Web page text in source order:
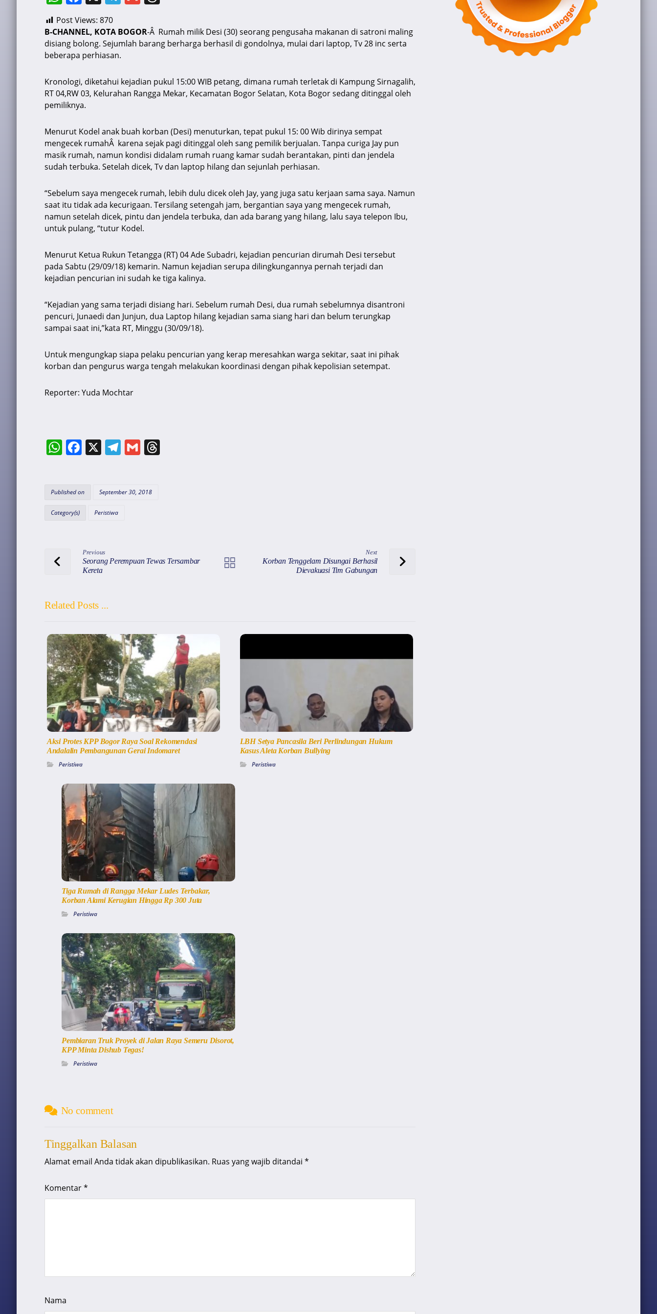
h
at
s
A
p
p
c
e
b
o
o
k
e
gr
a
m
ai
l
e
a
s
Post Views: 870
B-CHANNEL, KOTA BOGOR-Â Rumah milik Desi (30) seorang pengusaha makanan di satroni maling
disiang bolong. Sejumlah barang berharga berhasil di gondolnya, mulai dari laptop, Tv 28 inc serta
beberapa perhiasan.
Kronologi, diketahui kejadian pukul 15:00 WIB petang, dimana rumah terletak di Kampung Sirnagalih,
RT 04,RW 03, Kelurahan Rangga Mekar, Kecamatan Bogor Selatan, Kota Bogor sedang ditinggal oleh
pemiliknya.
Menurut Kodel anak buah korban (Desi) menuturkan, tepat pukul 15: 00 Wib dirinya sempat
mengecek rumahÂ karena sejak pagi ditinggal oleh sang pemilik berjualan. Tanpa curiga Jay pun
masik rumah, namun kondisi didalam rumah ruang kamar sudah berantakan, pinti dan jendela
sudah terbuka. Setelah dicek, Tv dan laptop hilang dan sejunlah perhiasan.
“Sebelum saya mengecek rumah, lebih dulu dicek oleh Jay, yang juga satu kerjaan sama saya. Namun
saat itu tidak ada kecurigaan. Tersilang setengah jam, bergantian saya yang mengecek rumah,
namun setelah dicek, pintu dan jendela terbuka, dan ada barang yang hilang, lalu saya telepon Ibu,
untuk pulang, “tutur Kodel.
Menurut Ketua Rukun Tetangga (RT) 04 Ade Subadri, kejadian pencurian dirumah Desi tersebut
pada Sabtu (29/09/18) kemarin. Namun kejadian serupa dilingkungannya pernah terjadi dan
kejadian pencurian ini sudah ke tiga kalinya.
“Kejadian yang sama terjadi disiang hari. Sebelum rumah Desi, dua rumah sebelumnya disantroni
pencuri, Junaedi dan Junjun, dua Laptop hilang kejadian sama siang hari dan belum terungkap
sampai saat ini,”kata RT, Minggu (30/09/18).
Untuk mengungkap siapa pelaku pencurian yang kerap meresahkan warga sekitar, saat ini pihak
korban dan pengurus warga tengah melakukan koordinasi dengan pihak kepolisian setempat.
Reporter: Yuda Mochtar
W
s
A
F
e
k
X T
gr
G
l
T
Published on September 30, 2018
Category(s) Peristiwa
Previous
Seorang Perempuan Tewas Tersambar
Kereta
Next
Korban Tenggelam Disungai Berhasil
Dievakuasi Tim Gabungan
Related Posts ...
Aksi Protes KPP Bogor Raya Soal Rekomendasi
Andalalin Pembangunan Gerai Indomaret
Peristiwa
LBH Setya Pancasila Beri Perlindungan Hukum
Kasus Aleta Korban Bullying
Peristiwa
Tiga Rumah di Rangga Mekar Ludes Terbakar,
Korban Alami Kerugian Hingga Rp 300 Juta
Peristiwa
Pembiaran Truk Proyek di Jalan Raya Semeru Disorot,
KPP Minta Dishub Tegas!
Peristiwa
No comment
Tinggalkan Balasan
Alamat email Anda tidak akan dipublikasikan. Ruas yang wajib ditandai *
Komentar*
Nama